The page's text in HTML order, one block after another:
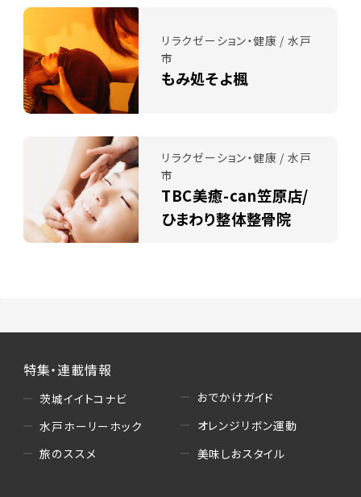
リラクゼーション・健康 / 水戸
市
もみ処そよ楓
リラクゼーション・健康 / 水戸
市
TBC美癒-can笠原店/
ひまわり整体整骨院
特集・連載情報
茨城イイトコナビ
水戸ホーリーホック
旅のススメ
おでかけガイド
オレンジリボン運動
美味しおスタイル